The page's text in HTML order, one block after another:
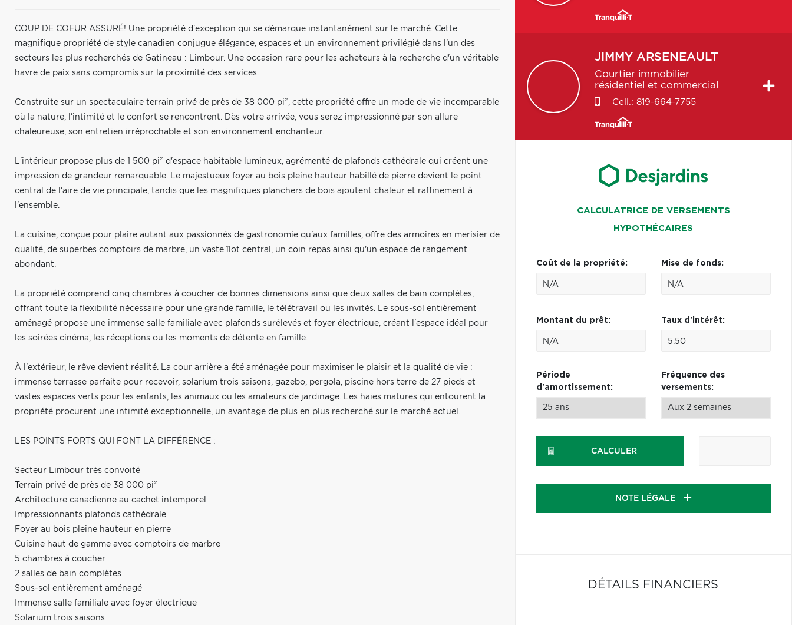
COUP DE COEUR ASSURÉ! Une propriété d'exception qui se démarque instantanément sur le marché. Cette
magnifique propriété de style canadien conjugue élégance, espaces et un environnement privilégié dans l'un des
secteurs les plus recherchés de Gatineau : Limbour. Une occasion rare pour les acheteurs à la recherche d'un véritable
havre de paix sans compromis sur la proximité des services.
Construite sur un spectaculaire terrain privé de près de 38 000 pi², cette propriété offre un mode de vie incomparable
où la nature, l'intimité et le confort se rencontrent. Dès votre arrivée, vous serez impressionné par son allure
chaleureuse, son entretien irréprochable et son environnement enchanteur.
L'intérieur propose plus de 1 500 pi² d'espace habitable lumineux, agrémenté de plafonds cathédrale qui créent une
impression de grandeur remarquable. Le majestueux foyer au bois pleine hauteur habillé de pierre devient le point
central de l'aire de vie principale, tandis que les magnifiques planchers de bois ajoutent chaleur et raffinement à
l'ensemble.
La cuisine, conçue pour plaire autant aux passionnés de gastronomie qu'aux familles, offre des armoires en merisier de
qualité, de superbes comptoirs de marbre, un vaste îlot central, un coin repas ainsi qu'un espace de rangement
abondant.
La propriété comprend cinq chambres à coucher de bonnes dimensions ainsi que deux salles de bain complètes,
offrant toute la flexibilité nécessaire pour une grande famille, le télétravail ou les invités. Le sous-sol entièrement
aménagé propose une immense salle familiale avec plafonds surélevés et foyer électrique, créant l'espace idéal pour
les soirées cinéma, les réceptions ou les moments de détente en famille.
À l'extérieur, le rêve devient réalité. La cour arrière a été aménagée pour maximiser le plaisir et la qualité de vie :
immense terrasse parfaite pour recevoir, solarium trois saisons, gazebo, pergola, piscine hors terre de 27 pieds et
vastes espaces verts pour les enfants, les animaux ou les amateurs de jardinage. Les haies matures qui entourent la
propriété procurent une intimité exceptionnelle, un avantage de plus en plus recherché sur le marché actuel.
LES POINTS FORTS QUI FONT LA DIFFÉRENCE :
Secteur Limbour très convoité
Terrain privé de près de 38 000 pi²
Architecture canadienne au cachet intemporel
Impressionnants plafonds cathédrale
Foyer au bois pleine hauteur en pierre
Cuisine haut de gamme avec comptoirs de marbre
5 chambres à coucher
2 salles de bain complètes
Sous-sol entièrement aménagé
Immense salle familiale avec foyer électrique
Solarium trois saisons
JIMMY ARSENEAULT
Courtier immobilier
résidentiel et commercial
Cell.: 819-664-7755
CALCULATRICE DE VERSEMENTS
HYPOTHÉCAIRES
Coût de la propriété: Mise de fonds:
Montant du prêt: Taux d'intérêt:
Période
d'amortissement:
Fréquence des
versements:
CALCULER
NOTE LÉGALE
DÉTAILS FINANCIERS